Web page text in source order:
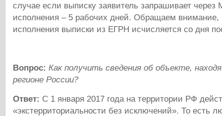
случае если выписку заявитель запрашивает
исполнения – 5 рабочих дней. Обращаем внимание,
исполнения выписки из ЕГРН исчисляется со дня
Вопрос: Как получить сведения об объекте,
регионе России?
Ответ: С 1 января 2017 года на территории РФ
«экстерриториальности без исключений». То есть